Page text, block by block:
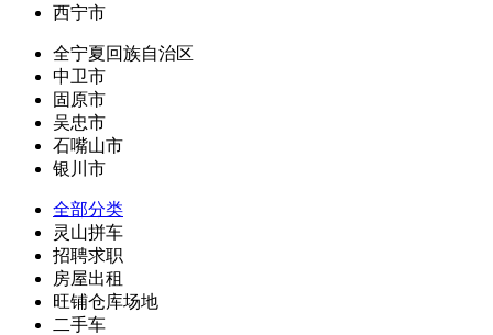
西宁市
全宁夏回族自治区
中卫市
固原市
吴忠市
石嘴山市
银川市
全部分类
灵山拼车
招聘求职
房屋出租
旺铺仓库场地
二手车